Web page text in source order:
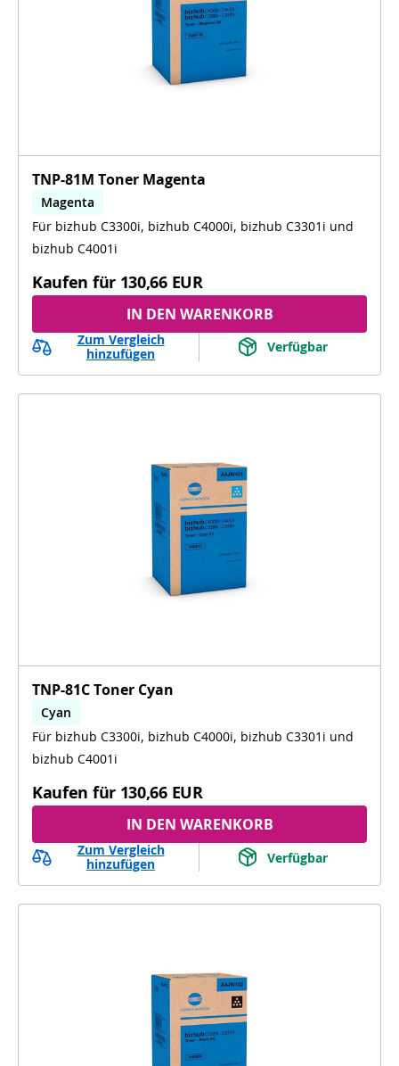
TNP-81M Toner Magenta
Magenta
bizhub C3300i, bizhub C4000i, bizhub C3301i,
bizhub C4001i
Für bizhub C3300i, bizhub C4000i, bizhub C3301i und
bizhub C4001i
Kaufen für 130,66 EUR
IN DEN WARENKORB
Zum Vergleich
hinzufügen
Verfügbar
TNP-81C Toner Cyan
Cyan
bizhub C3300i, bizhub C4000i, bizhub C3301i,
bizhub C4001i
Für bizhub C3300i, bizhub C4000i, bizhub C3301i und
bizhub C4001i
Kaufen für 130,66 EUR
IN DEN WARENKORB
Zum Vergleich
hinzufügen
Verfügbar